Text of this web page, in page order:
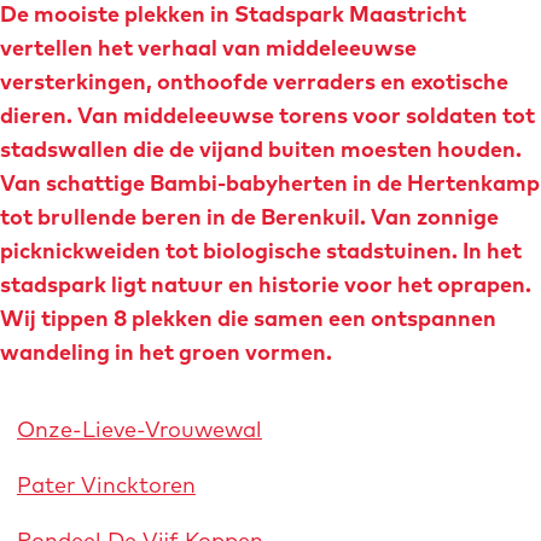
e
o
m
e
p
a
g
e
De mooiste plekken in Stadspark Maastricht
vertellen het verhaal van middeleeuwse
versterkingen, onthoofde verraders en exotische
dieren. Van middeleeuwse torens voor soldaten tot
stadswallen die de vijand buiten moesten houden.
Van schattige Bambi-babyherten in de Hertenkamp
tot brullende beren in de Berenkuil. Van zonnige
picknickweiden tot biologische stadstuinen. In het
stadspark ligt natuur en historie voor het oprapen.
Wij tippen 8 plekken die samen een ontspannen
wandeling in het groen vormen.
Onze-Lieve-Vrouwewal
Pater Vincktoren